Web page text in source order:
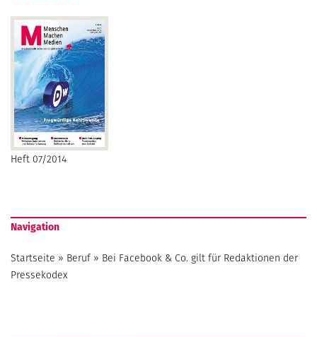
Heft 07/2014
Navigation
Startseite » Beruf» Bei Facebook & Co. gilt für Redaktionen der
Pressekodex